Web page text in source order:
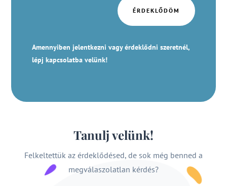
ÉRDEKLŐDÖM
Amennyiben jelentkezni vagy érdeklődni szeretnél,
lépj kapcsolatba velünk!
Tanulj velünk!
Felkeltettük az érdeklődésed, de sok még benned a
megválaszolatlan kérdés?